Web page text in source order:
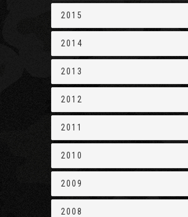
2015
2014
2013
2012
2011
2010
2009
2008